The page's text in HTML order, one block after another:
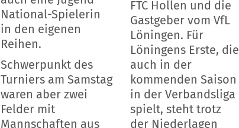
National-Spielerin
in den eigenen
Reihen.
Schwerpunkt des
Turniers am Samstag
waren aber zwei
Felder mit
Mannschaften aus
FTC Hollen und die
Gastgeber vom VfL
Löningen. Für
Löningens Erste, die
auch in der
kommenden Saison
in der Verbandsliga
spielt, steht trotz
der Niederlagen